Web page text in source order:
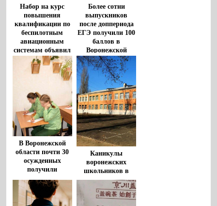
Набор на курс
повышения
квалификации по
беспилотным
авиационным
системам объявил
воронежский вуз
Более сотни
выпускников
после доппериода
ЕГЭ получили 100
баллов в
Воронежской
области
В Воронежской
области почти 30
осужденных
получили
основное и среднее
образование
Каникулы
воронежских
школьников в
новом учебном
году суммарно
продлятся 29 дней